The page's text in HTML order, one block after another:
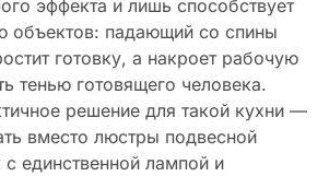
эффекта и лишь способствует
объектов: падающий со спины
готовку, а накроет рабочую
тенью готовящего человека.
решение для такой кухни —
вместо люстры подвесной
с единственной лампой и